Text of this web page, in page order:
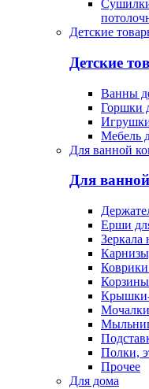
Детские
Детские
Ванны
Горшки
Мебель
Для ванной
Для
Ерши
Зеркала
Корзины
Крышки-
Полки,
Прочее
Для дома